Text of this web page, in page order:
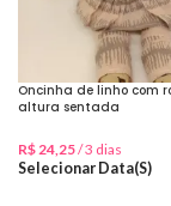
Oncinha de linho com
altura sentada
R$24,25/ 3 dias
Selecionar Data(s)